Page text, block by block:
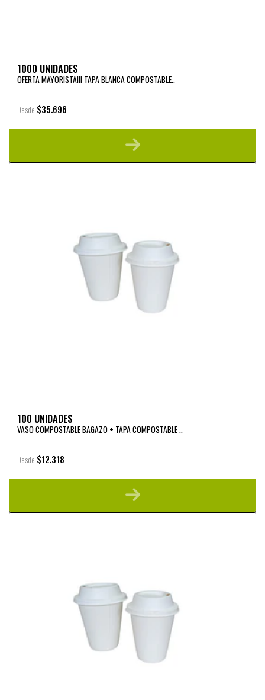
1000 UNIDADES
OFERTA MAYORISTA!!! TAPA BLANCA COMPOSTABLE..
Desde $35.696
100 UNIDADES
VASO COMPOSTABLE BAGAZO + TAPA COMPOSTABLE ..
Desde $12.318